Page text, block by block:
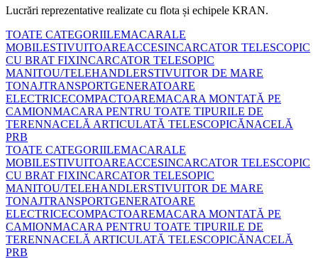
Lucrări reprezentative realizate cu flota și echipele KRAN.
TOATE CATEGORIILEMACARALE
MOBILESTIVUITOAREACCESINCARCATOR TELESCOPIC
CU BRAT FIXINCARCATOR TELESOPIC
MANITOU/TELEHANDLERSTIVUITOR DE MARE
TONAJTRANSPORTGENERATOARE
ELECTRICECOMPACTOAREMACARA MONTATĂ PE
CAMIONMACARA PENTRU TOATE TIPURILE DE
TERENNACELĂ ARTICULATĂ TELESCOPICĂNACELĂ
PRB
TOATE CATEGORIILEMACARALE
MOBILESTIVUITOAREACCESINCARCATOR TELESCOPIC
CU BRAT FIXINCARCATOR TELESOPIC
MANITOU/TELEHANDLERSTIVUITOR DE MARE
TONAJTRANSPORTGENERATOARE
ELECTRICECOMPACTOAREMACARA MONTATĂ PE
CAMIONMACARA PENTRU TOATE TIPURILE DE
TERENNACELĂ ARTICULATĂ TELESCOPICĂNACELĂ
PRB